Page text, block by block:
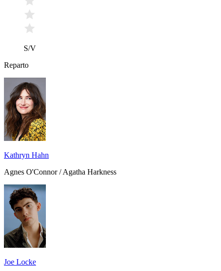
S/V
Reparto
Kathryn Hahn
Agnes O'Connor / Agatha Harkness
Joe Locke